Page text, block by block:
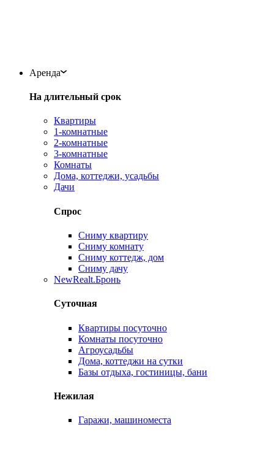
Аренда
На длительный срок
Квартиры
1-комнатные
2-комнатные
3-комнатные
Комнаты
Дома, коттеджи, усадьбы
Дачи
Спрос
Сниму квартиру
Сниму комнату
Сниму коттедж, дом
Сниму дачу
NewRealt.Бронь
Суточная
Квартиры посуточно
Комнаты посуточно
Агроусадьбы
Дома, коттеджи на сутки
Базы отдыха, гостиницы, бани
Нежилая
Гаражи, машиноместа